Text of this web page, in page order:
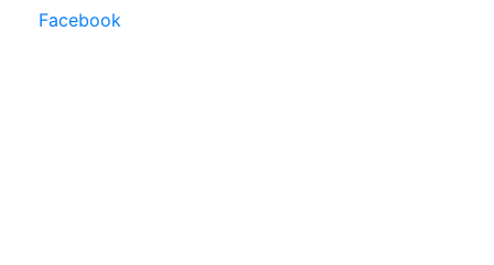
Facebook